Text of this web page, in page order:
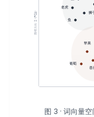
图 3 · 词向量